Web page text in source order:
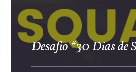
Desafio “30 Dias de